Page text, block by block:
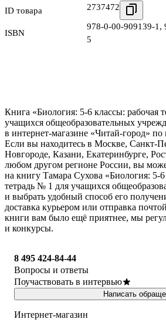
ID товара 2737472
ISBN
978-0-00-909139-1,
5
Книга «Биология: 5-6 классы: рабочая
учащихся общеобразовательных
в интернет-магазине «Читай-город» по
Если вы находитесь в Москве, Санкт-
Новгороде, Казани, Екатеринбурге,
любом другом регионе России, вы
на книгу Тамара Сухова «Биология: 5-6
тетрадь № 1 для учащихся
и выбрать удобный способ его
доставка курьером или отправка
книги вам было ещё приятнее, мы
и конкурсы.
8 495 424-84-44
Вопросы и ответы
Поучаствовать в интервью
Написать
Интернет-магазин